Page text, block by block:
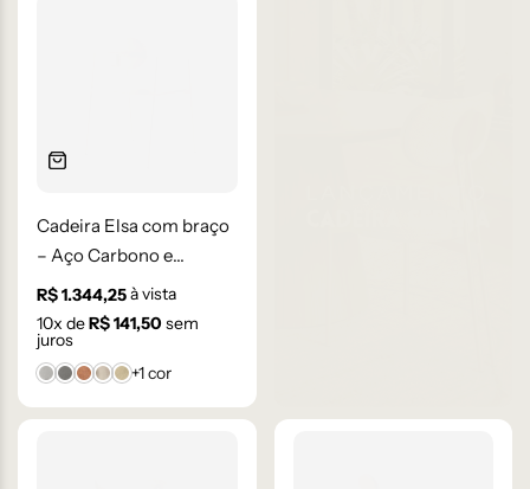
Cadeira Elsa com braço
– Aço Carbono e
Estofado
R$1.344,25à vista
10x deR$141,50 sem
juros
Bouclê 1
Bouclê 2
Cartago
Facto 61
Linho 11
+1 cor